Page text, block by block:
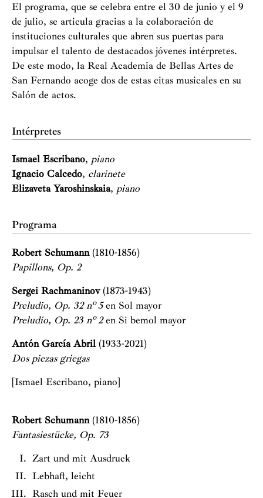
El programa, que se celebra entre el 30 de junio y el 9
de julio, se articula gracias a la colaboración de
instituciones culturales que abren sus puertas para
impulsar el talento de destacados jóvenes intérpretes.
De este modo, la Real Academia de Bellas Artes de
San Fernando acoge dos de estas citas musicales en su
Salón de actos.
Intérpretes
Ismael Escribano, piano
Ignacio Calcedo, clarinete
Elizaveta Yaroshinskaia, piano
Programa
Robert Schumann (1810-1856)
Papillons, Op. 2
Sergei Rachmaninov(1873-1943)
Preludio, Op. 32 nº 5en Sol mayor
Preludio, Op. 23 nº 2en Si bemol mayor
Antón García Abril (1933-2021)
Dos piezas griegas
[Ismael Escribano, piano]
Robert Schumann (1810-1856)
Fantasiestücke, Op. 73
Zart und mit Ausdruck
Lebhaft, leicht
Rasch und mit Feuer